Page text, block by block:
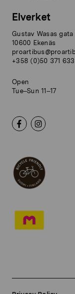
Elverket
Gustav Wasas gata
10600 Ekenäs
+358 (0)50 371
Open
Tue–Sun 11–17